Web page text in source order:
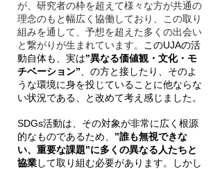
が、研究者の枠を超えて様々な方が共通の
理念のもと幅広く協働しており、この取り
組みを通して、予想を超えた多くの出会い
と繋がりが生まれています。
このUJAの活
動自体も、実は”異なる価値観・文化・モ
チベーション” 、の方と接したり、そのよ
うな環境に身を投じていることに他ならな
い状況である、と改めて考え感じました。
SDGs活動は、その対象が非常に広く根源
的なものであるため、 ”誰も無視できな
い、重要な課題”に多くの異なる人たちと
協業して取り組む必要があります。しかし